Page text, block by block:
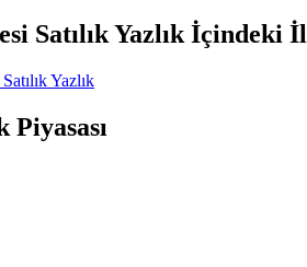
Satılık Yazlık
Yazlık